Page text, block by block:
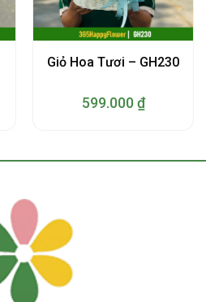
Giỏ Hoa Tươi – GH230
599.000 ₫